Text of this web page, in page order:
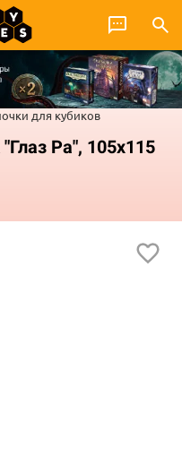
для кубиков
Ра", 105x115